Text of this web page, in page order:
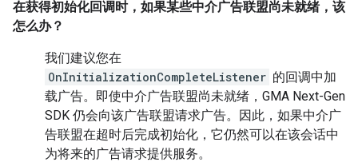
在获得初始化回调时，如果某些中介广告联盟尚未就绪，该
怎么办？
我们建议您在
OnInitializationCompleteListener 的回调中加
载广告。即使中介广告联盟尚未就绪， GMA Next-Gen
SDK 仍会向该广告联盟请求广告。因此，如果中介广
告联盟在超时后完成初始化，它仍然可以在该会话中
为将来的广告请求提供服务。